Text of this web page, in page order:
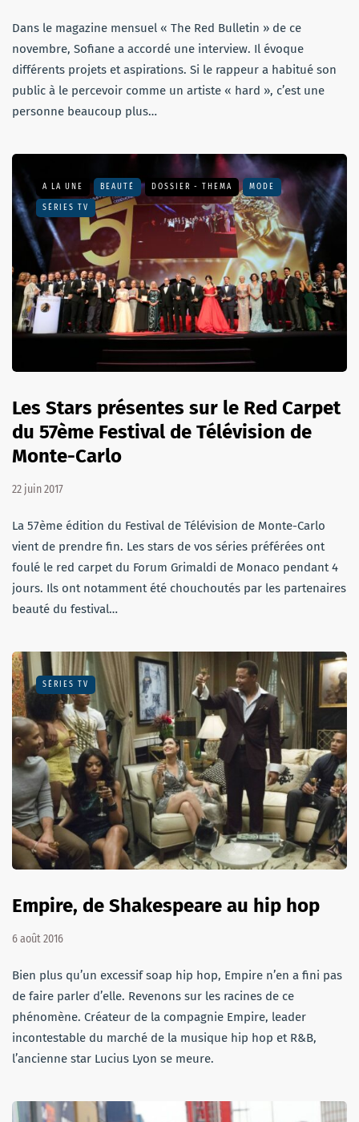
Dans le magazine mensuel « The Red Bulletin » de ce
novembre, Sofiane a accordé une interview. Il évoque
différents projets et aspirations. Si le rappeur a habitué son
public à le percevoir comme un artiste « hard », c’est une
personne beaucoup plus…
A LA UNE BEAUTÉ DOSSIER - THEMA MODE
SÉRIES TV
Les Stars présentes sur le Red Carpet
du 57ème Festival de Télévision de
Monte-Carlo
22 juin 2017
La 57ème édition du Festival de Télévision de Monte-Carlo
vient de prendre fin. Les stars de vos séries préférées ont
foulé le red carpet du Forum Grimaldi de Monaco pendant 4
jours. Ils ont notamment été chouchoutés par les partenaires
beauté du festival…
SÉRIES TV
Empire, de Shakespeare au hip hop
6 août 2016
Bien plus qu’un excessif soap hip hop, Empire n’en a fini pas
de faire parler d’elle. Revenons sur les racines de ce
phénomène. Créateur de la compagnie Empire, leader
incontestable du marché de la musique hip hop et R&B,
l’ancienne star Lucius Lyon se meure.